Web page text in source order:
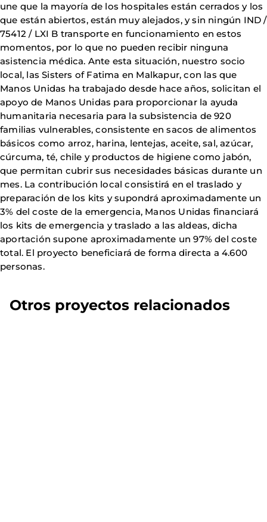
une que la mayoría de los hospitales están cerrados y los
que están abiertos, están muy alejados, y sin ningún IND /
75412 / LXI B transporte en funcionamiento en estos
momentos, por lo que no pueden recibir ninguna
asistencia médica. Ante esta situación, nuestro socio
local, las Sisters of Fatima en Malkapur, con las que
Manos Unidas ha trabajado desde hace años, solicitan el
apoyo de Manos Unidas para proporcionar la ayuda
humanitaria necesaria para la subsistencia de 920
familias vulnerables, consistente en sacos de alimentos
básicos como arroz, harina, lentejas, aceite, sal, azúcar,
cúrcuma, té, chile y productos de higiene como jabón,
que permitan cubrir sus necesidades básicas durante un
mes. La contribución local consistirá en el traslado y
preparación de los kits y supondrá aproximadamente un
3% del coste de la emergencia, Manos Unidas financiará
los kits de emergencia y traslado a las aldeas, dicha
aportación supone aproximadamente un 97% del coste
total. El proyecto beneficiará de forma directa a 4.600
personas.
Otros proyectos relacionados